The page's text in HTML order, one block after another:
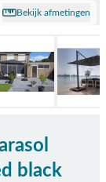
Bekijk afmetingen
black